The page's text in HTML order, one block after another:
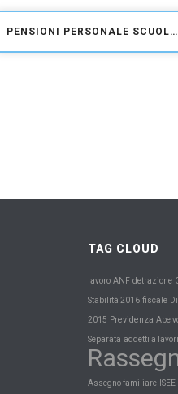
PENSIONI PERSONALE SCUOLA: PRESENTAZIONE DELLE DOMANDE ENTRO IL 20 GENNAIO 2017
TAG CLOUD
lavoro ANF detrazione
Stabilità 2016 fiscale
2015 Previdenza Ape
Separata addetti a
Assegno familiare ISEE